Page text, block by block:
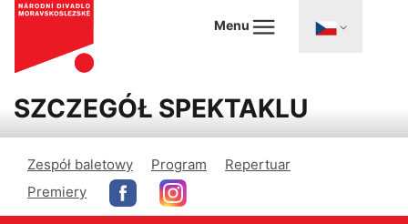
Menu
SZCZEGÓŁ SPEKTAKLU
Zespół baletowy Program
Repertuar
Premiery